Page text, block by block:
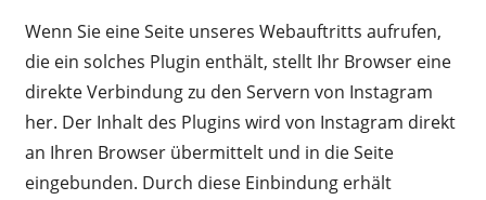
Wenn Sie eine Seite unseres Webauftritts aufrufen,
die ein solches Plugin enthält, stellt Ihr Browser eine
direkte Verbindung zu den Servern von Instagram
her. Der Inhalt des Plugins wird von Instagram direkt
an Ihren Browser übermittelt und in die Seite
eingebunden. Durch diese Einbindung erhält